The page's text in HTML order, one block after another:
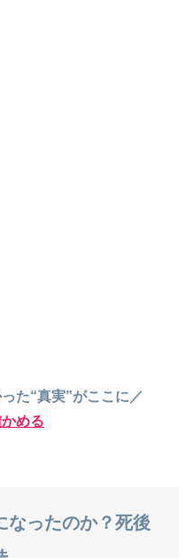
た“真実”がここに／
める
なったのか？死後